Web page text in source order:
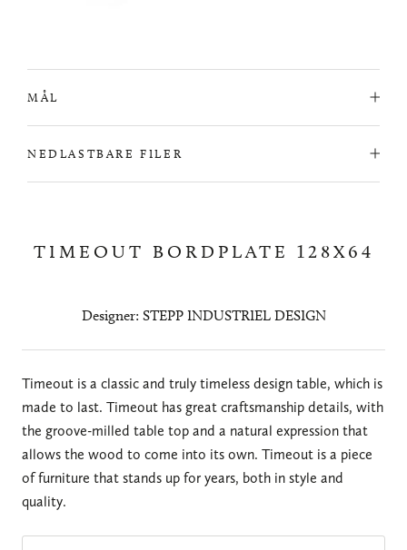
MÅL
NEDLASTBARE FILER
TIMEOUT BORDPLATE 128X64
Designer: STEPP INDUSTRIEL DESIGN
Timeout is a classic and truly timeless design table, which is
made to last. Timeout has great craftsmanship details, with
the groove-milled table top and a natural expression that
allows the wood to come into its own. Timeout is a piece
of furniture that stands up for years, both in style and
quality.